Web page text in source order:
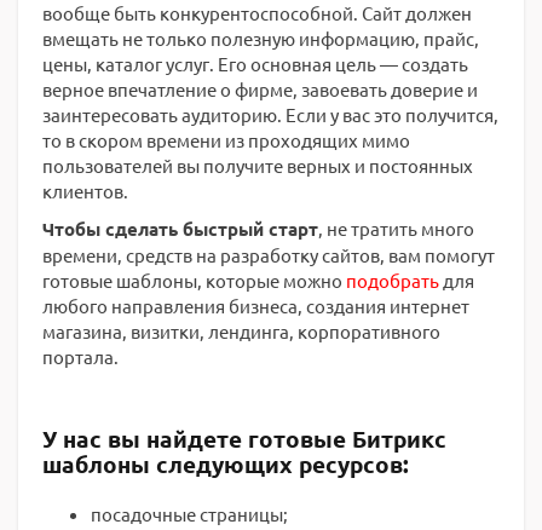
вообще быть конкурентоспособной. Сайт должен
вмещать не только полезную информацию, прайс,
цены, каталог услуг. Его основная цель — создать
верное впечатление о фирме, завоевать доверие и
заинтересовать аудиторию. Если у вас это получится,
то в скором времени из проходящих мимо
пользователей вы получите верных и постоянных
клиентов.
Чтобы сделать быстрый старт, не тратить много
времени, средств на разработку сайтов, вам помогут
готовые шаблоны, которые можно подобрать для
любого направления бизнеса, создания интернет
магазина, визитки, лендинга, корпоративного
портала.
У нас вы найдете готовые Битрикс
шаблоны следующих ресурсов:
посадочные страницы;